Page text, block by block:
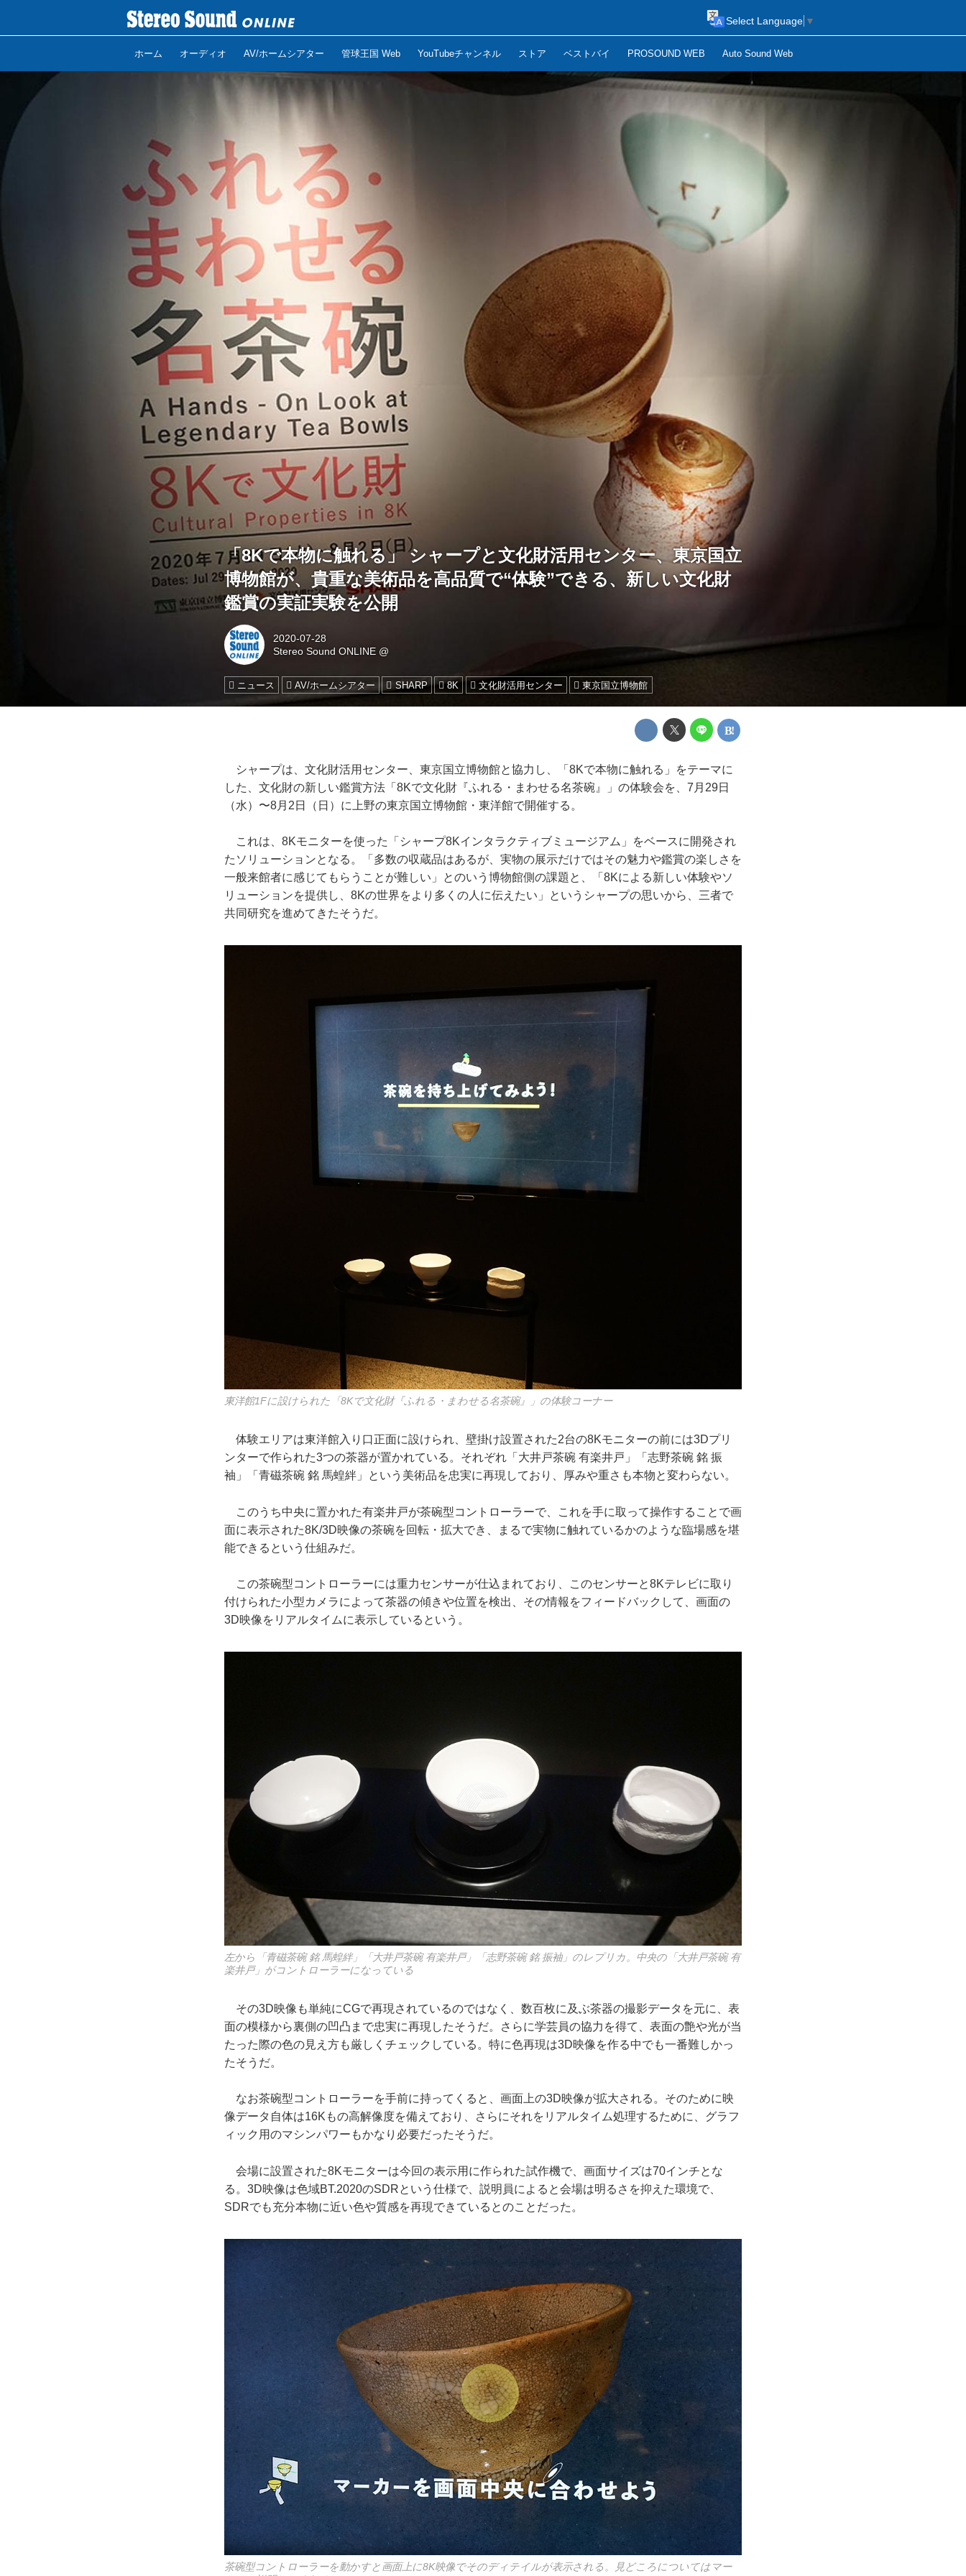
ホーム オーディオ AV/ホームシアター 管球王国 Web YouTubeチャンネル ストア ベストバイ PROSOUND WEB Auto Sound Web
Select Language ▼
「8Kで本物に触れる」 シャープと文化財活用センター、東京国立
博物館が、貴重な美術品を高品質で“体験”できる、新しい文化財
鑑賞の実証実験を公開
2020-07-28
Stereo Sound ONLINE @
ニュース AV/ホームシアター SHARP 8K 文化財活用センター 東京国立博物館
シャープは、文化財活用センター、東京国立博物館と協力し、「8Kで本物に触れる」をテーマに
した、文化財の新しい鑑賞方法「8Kで文化財『ふれる・まわせる名茶碗』」の体験会を、7月29日
（水）〜8月2日（日）に上野の東京国立博物館・東洋館で開催する。
これは、8Kモニターを使った「シャープ8Kインタラクティブミュージアム」をベースに開発され
たソリューションとなる。「多数の収蔵品はあるが、実物の展示だけではその魅力や鑑賞の楽しさを
一般来館者に感じてもらうことが難しい」とのいう博物館側の課題と、「8Kによる新しい体験やソ
リューションを提供し、8Kの世界をより多くの人に伝えたい」というシャープの思いから、三者で
共同研究を進めてきたそうだ。
東洋館1Fに設けられた「8Kで文化財『ふれる・まわせる名茶碗』」の体験コーナー
体験エリアは東洋館入り口正面に設けられ、壁掛け設置された2台の8Kモニターの前には3Dプリ
ンターで作られた3つの茶器が置かれている。それぞれ「大井戸茶碗 有楽井戸」「志野茶碗 銘 振
袖」「青磁茶碗 銘 馬蝗絆」という美術品を忠実に再現しており、厚みや重さも本物と変わらない。
このうち中央に置かれた有楽井戸が茶碗型コントローラーで、これを手に取って操作することで画
面に表示された8K/3D映像の茶碗を回転・拡大でき、まるで実物に触れているかのような臨場感を堪
能できるという仕組みだ。
この茶碗型コントローラーには重力センサーが仕込まれており、このセンサーと8Kテレビに取り
付けられた小型カメラによって茶器の傾きや位置を検出、その情報をフィードバックして、画面の
3D映像をリアルタイムに表示しているという。
左から「青磁茶碗 銘 馬蝗絆」「大井戸茶碗 有楽井戸」「志野茶碗 銘 振袖」のレプリカ。中央の「大井戸茶碗 有
楽井戸」がコントローラーになっている
その3D映像も単純にCGで再現されているのではなく、数百枚に及ぶ茶器の撮影データを元に、表
面の模様から裏側の凹凸まで忠実に再現したそうだ。さらに学芸員の協力を得て、表面の艶や光が当
たった際の色の見え方も厳しくチェックしている。特に色再現は3D映像を作る中でも一番難しかっ
たそうだ。
なお茶碗型コントローラーを手前に持ってくると、画面上の3D映像が拡大される。そのために映
像データ自体は16Kもの高解像度を備えており、さらにそれをリアルタイム処理するために、グラフ
ィック用のマシンパワーもかなり必要だったそうだ。
会場に設置された8Kモニターは今回の表示用に作られた試作機で、画面サイズは70インチとな
る。3D映像は色域BT.2020のSDRという仕様で、説明員によると会場は明るさを抑えた環境で、
SDRでも充分本物に近い色や質感を再現できているとのことだった。
茶碗型コントローラーを動かすと画面上に8K映像でそのディテイルが表示される。見どころについてはマー